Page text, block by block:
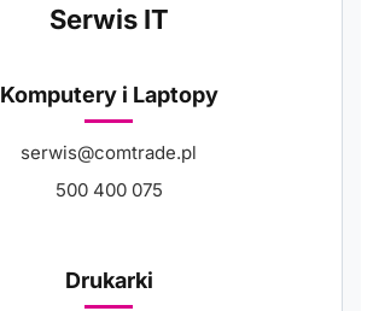
Serwis IT
Komputery i Laptopy
serwis@comtrade.pl
500 400 075
Drukarki